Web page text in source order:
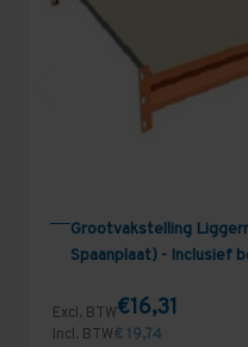
Grootvakstelling
Spaanplaat) - Inclusief
Excl. BTW€16,31
Incl. BTW€ 19,74